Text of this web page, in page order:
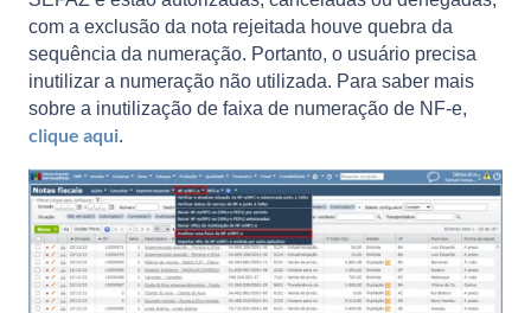
com a exclusão da nota rejeitada houve quebra da
sequência da numeração. Portanto, o usuário precisa
inutilizar a numeração não utilizada. Para saber mais
sobre a inutilização de faixa de numeração de NF-e,
clique aqui.